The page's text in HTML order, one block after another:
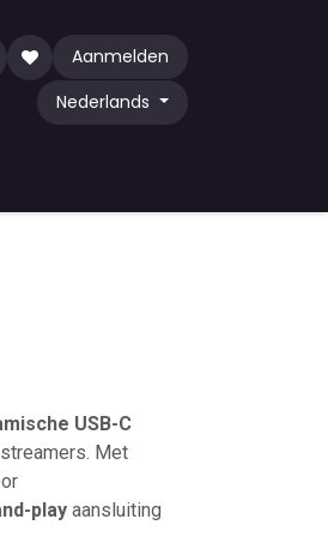
Aanmelden
Nederlands
USB-C
Met
play aansluiting